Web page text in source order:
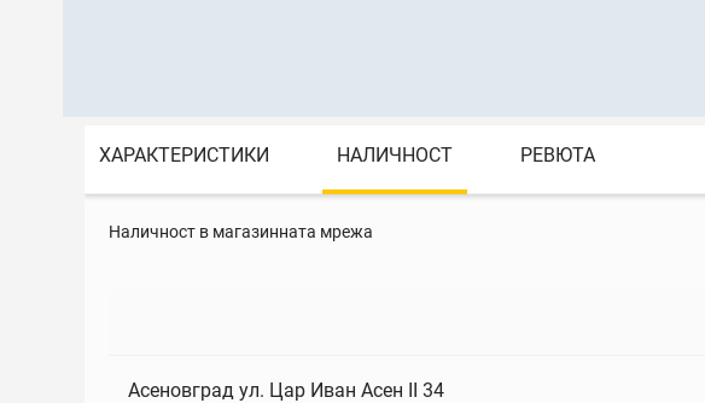
ХАРАКТЕРИСТИКИ НАЛИЧНОСТ РЕВЮТА
Наличност в магазинната мрежа
Асеновград ул. Цар Иван Асен II 34